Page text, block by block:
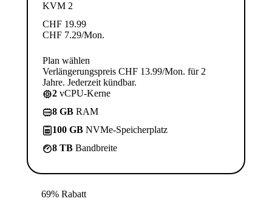
KVM 2
CHF 19.99
CHF 7.29/Mon.
Plan wählen
Verlängerungspreis CHF 13.99/Mon. für 2
Jahre. Jederzeit kündbar.
2 vCPU-Kerne
8 GB RAM
100 GB NVMe-Speicherplatz
8 TB Bandbreite
69% Rabatt